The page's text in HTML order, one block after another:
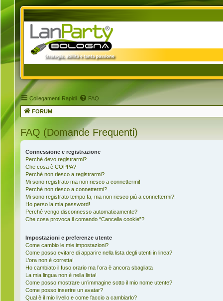
Collegamenti Rapidi FAQ
FORUM
FAQ (Domande Frequenti)
Connessione e registrazione
Perché devo registrarmi?
Che cosa è COPPA?
Perché non riesco a registrarmi?
Mi sono registrato ma non riesco a connettermi!
Perché non riesco a connettermi?
Mi sono registrato tempo fa, ma non riesco più a connettermi?!
Ho perso la mia password!
Perché vengo disconnesso automaticamente?
Che cosa provoca il comando “Cancella cookie”?
Impostazioni e preferenze utente
Come cambio le mie impostazioni?
Come posso evitare di apparire nella lista degli utenti in linea?
L’ora non è corretta!
Ho cambiato il fuso orario ma l’ora è ancora sbagliata
La mia lingua non è nella lista!
Come posso mostrare un’immagine sotto il mio nome utente?
Come posso inserire un avatar?
Qual è il mio livello e come faccio a cambiarlo?